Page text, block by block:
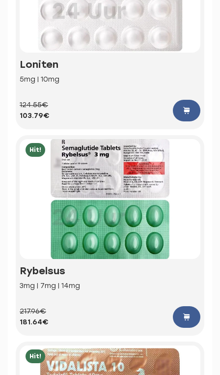
Loniten
5mg | 10mg
124.55€
103.79€
Hit!
Rybelsus
3mg | 7mg | 14mg
217.96€
181.64€
Hit!